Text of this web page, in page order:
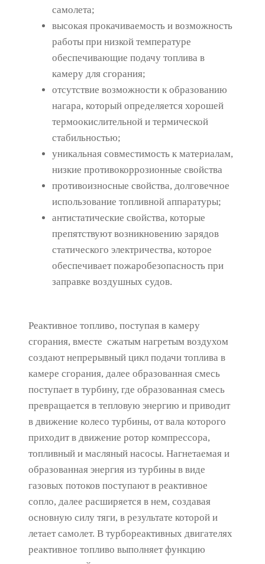
самолета;
высокая прокачиваемость и возможность
работы при низкой температуре
обеспечивающие подачу топлива в
камеру для сгорания;
отсутствие возможности к образованию
нагара, который определяется хорошей
термоокислительной и термической
стабильностью;
уникальная совместимость к материалам,
низкие противокоррозионные свойства
противоизносные свойства, долговечное
использование топливной аппаратуры;
антистатические свойства, которые
препятствуют возникновению зарядов
статического электричества, которое
обеспечивает пожаробезопасность при
заправке воздушных судов.
Реактивное топливо, поступая в камеру
сгорания, вместе сжатым нагретым воздухом
создают непрерывный цикл подачи топлива в
камере сгорания, далее образованная смесь
поступает в турбину, где образованная смесь
превращается в тепловую энергию и приводит
в движение колесо турбины, от вала которого
приходит в движение ротор компрессора,
топливный и масляный насосы. Нагнетаемая и
образованная энергия из турбины в виде
газовых потоков поступают в реактивное
сопло, далее расширяется в нем, создавая
основную силу тяги, в результате которой и
летает самолет. В турбореактивных двигателях
реактивное топливо выполняет функцию